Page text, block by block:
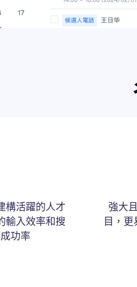
構活躍的人才
輸入效率和搜
功率
強大
目，